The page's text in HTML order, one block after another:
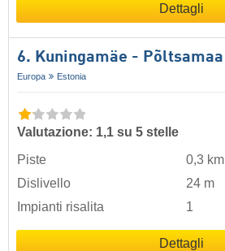
Dettagli
6. Kuningamäe - Põltsamaa
Europa Estonia
Valutazione: 1,1 su 5 stelle
Piste
0,3 km
Dislivello
24 m
Impianti risalita
1
Dettagli